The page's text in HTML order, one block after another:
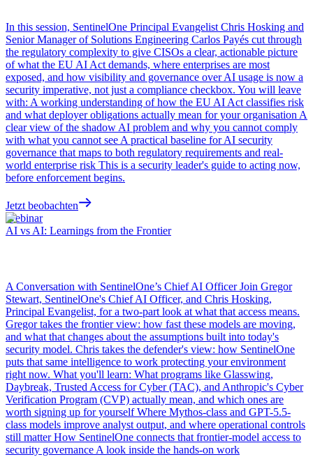
In this session, SentinelOne Principal Evangelist Chris Hosking and
Senior Manager of Solutions Engineering Carlos Payés cut through
the regulatory complexity to give CISOs a clear, actionable picture
of what the EU AI Act demands, where enterprises are most
exposed, and how visibility and governance over AI usage is now a
security imperative, not just a compliance checkbox. You will leave
with: A working understanding of how the EU AI Act classifies risk
and what deployer obligations actually mean for your organisation A
clear view of the shadow AI problem and why you cannot comply
with what you cannot see A practical baseline for AI security
governance that maps to both regulatory requirements and real-
world enterprise risk This is a security leader's guide to acting now,
before enforcement begins.
Jetzt beobachten
Webinar
AI vs AI: Learnings from the Frontier
A Conversation with SentinelOne’s Chief AI Officer Join Gregor
Stewart, SentinelOne's Chief AI Officer, and Chris Hosking,
Principal Evangelist, for a two-part look at what that access means.
Gregor takes the frontier view: how fast these models are moving,
and what that changes about the assumptions built into today's
security model. Chris takes the defender's view: how SentinelOne
puts that same intelligence to work protecting your environment
right now. What you'll learn: What programs like Glasswing,
Daybreak, Trusted Access for Cyber (TAC), and Anthropic's Cyber
Verification Program (CVP) actually mean, and which ones are
worth signing up for yourself Where Mythos-class and GPT-5.5-
class models improve analyst output, and where operational controls
still matter How SentinelOne connects that frontier-model access to
security governance A look inside the hands-on work